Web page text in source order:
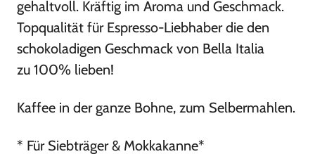
gehaltvoll. Kräftig im Aroma und Geschmack.
Topqualität für Espresso-Liebhaber die den
schokoladigen Geschmack von Bella Italia
zu 100% lieben!
Kaffee in der ganze Bohne, zum Selbermahlen.
* Für Siebträger & Mokkakanne*